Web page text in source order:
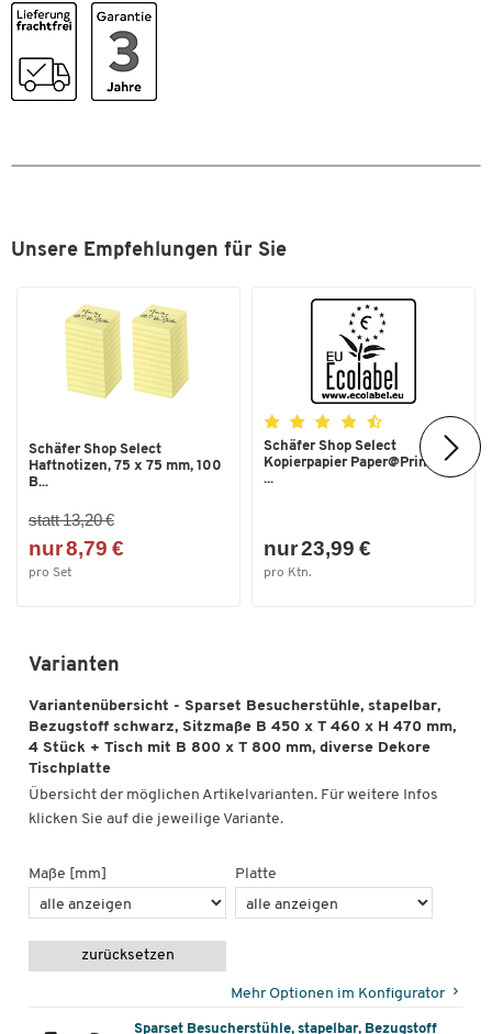
Lieferumfang
Maße Tisch [mm]
Maße [mm]
Plattenstärke [mm]
Tiefe [mm]
Tischform
Breite [mm] 800
Unsere Empfehlungen für Sie
Schäfer Shop Select
Haftnotizen, 75 x 75 mm, 100
B...
statt 13,20 €
nur 8,79 €
pro Set
Schäfer Shop Select
Kopierpapier Paper@Print, DIN
...
nur 23,99 €
pro Ktn.
Varianten
Variantenübersicht - Sparset Besucherstühle, stapelbar,
Bezugstoff schwarz, Sitzmaße B 450 x T 460 x H 470 mm,
4 Stück + Tisch mit B 800 x T 800 mm, diverse Dekore
Tischplatte
Übersicht der möglichen Artikelvarianten. Für weitere Infos
klicken Sie auf die jeweilige Variante.
Maße [mm] Platte
zurücksetzen
Mehr Optionen im Konfigurator
Sparset Besucherstühle, stapelbar, Bezugstoff